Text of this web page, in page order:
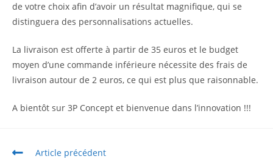
de votre choix afin d’avoir un résultat magnifique, qui se
distinguera des personnalisations actuelles.
La livraison est offerte à partir de 35 euros et le budget
moyen d’une commande inférieure nécessite des frais de
livraison autour de 2 euros, ce qui est plus que raisonnable.
A bientôt sur 3P Concept et bienvenue dans l’innovation !!!
Article précédent